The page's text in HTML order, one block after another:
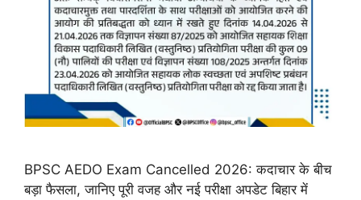
BPSC AEDO Exam Cancelled 2026: कदाचार के बीच
बड़ा फैसला, जानिए पूरी वजह और नई परीक्षा अपडेट बिहार में